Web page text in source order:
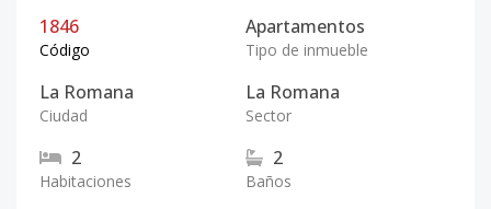
1846
Código
Apartamentos
Tipo de inmueble
La Romana
Ciudad
La Romana
Sector
2
Habitaciones
2
Baños